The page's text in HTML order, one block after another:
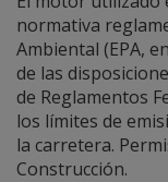
normativa
Ambiental (EPA,
de las
de Reglamentos
los límites de
la carretera.
Construcción.